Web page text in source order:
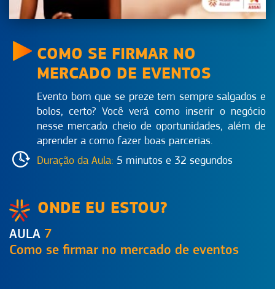
COMO SE FIRMAR NO
MERCADO DE EVENTOS
Evento bom que se preze tem sempre salgados e
bolos, certo? Você verá como inserir o negócio
nesse mercado cheio de oportunidades, além de
aprender a como fazer boas parcerias.
Duração da Aula: 5 minutos e 32 segundos
ONDE EU ESTOU?
AULA 7
Como se firmar no mercado de eventos